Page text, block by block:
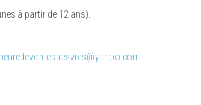
à partir de 12 ans).